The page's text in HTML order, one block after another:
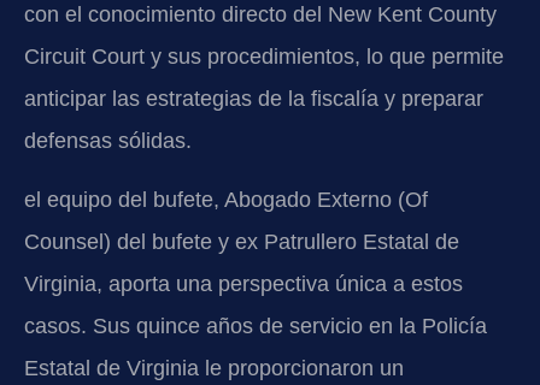
con el conocimiento directo del New Kent County
Circuit Court y sus procedimientos, lo que permite
anticipar las estrategias de la fiscalía y preparar
defensas sólidas.
el equipo del bufete, Abogado Externo (Of
Counsel) del bufete y ex Patrullero Estatal de
Virginia, aporta una perspectiva única a estos
casos. Sus quince años de servicio en la Policía
Estatal de Virginia le proporcionaron un